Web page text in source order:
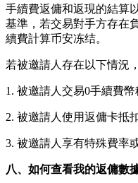
手續費返傭和返現的結算
基準，若交易對手方存在
續費計算币安冻结。
若被邀請人存在以下情況
1. 被邀請人交易0手續費幣
2. 被邀請人使用返傭卡抵
3. 被邀請人享有特殊費率
八、如何查看我的返傭數